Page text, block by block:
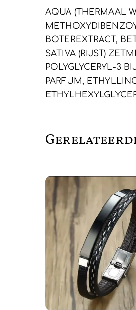
AQUA (THERMAAL
BOTEREXTRACT,
SATIVA (RIJST)
POLYGLYCERYL-3
PARFUM,